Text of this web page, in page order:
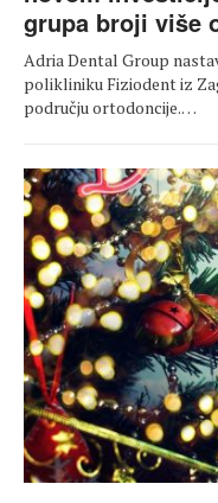
grupa broji više
Adria Dental Group
polikliniku Fiziodent iz
području ortodoncije.…